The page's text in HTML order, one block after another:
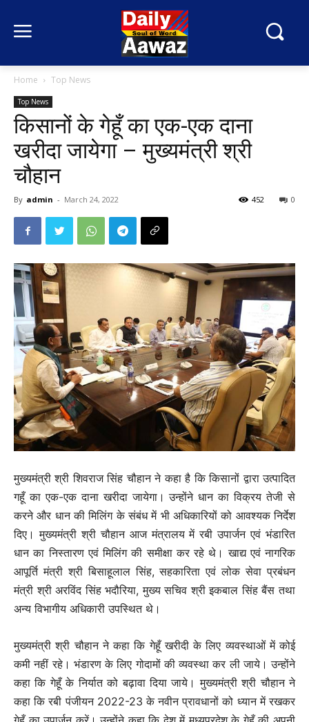
Home Top News
Top News
किसानों के गेहूँ का एक-एक दाना
खरीदा जायेगा – मुख्यमंत्री श्री
चौहान
By admin - March 24, 2022 0
452
मुख्यमंत्री श्री शिवराज सिंह चौहान ने कहा है कि किसानों द्वारा उत्पादित
गहूँ का एक-एक दाना खरीदा जायेगा। उन्होंने धान का विक्रय तेजी से
करने और धान की मिलिंग के संबंध में भी अधिकारियों को आवश्यक निर्देश
दिए। मुख्यमंत्री श्री चौहान आज मंत्रालय में रबी उपार्जन एवं भंडारित
धान का निस्तारण एवं मिलिंग की समीक्षा कर रहे थे। खाद्य एवं नागरिक
आपूर्ति मंत्री श्री बिसाहूलाल सिंह, सहकारिता एवं लोक सेवा प्रबंधन
मंत्री श्री अरविंद सिंह भदौरिया, मुख्य सचिव श्री इकबाल सिंह बैंस तथा
अन्य विभागीय अधिकारी उपस्थित थे।
मुख्यमंत्री श्री चौहान ने कहा कि गेहूँ खरीदी के लिए व्यवस्थाओं में कोई
कमी नहीं रहे। भंडारण के लिए गोदामों की व्यवस्था कर ली जाये। उन्होंने
कहा कि गेहूँ के निर्यात को बढ़ावा दिया जाये। मुख्यमंत्री श्री चौहान ने
कहा कि रबी पंजीयन 2022-23 के नवीन प्रावधानों को ध्यान में रखकर